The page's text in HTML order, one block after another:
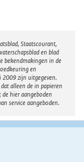
Staatscourant,
en blad
bekendmakingen in de
en
2009 zijn uitgegeven.
alleen de in papieren
hier aangeboden
service aangeboden.